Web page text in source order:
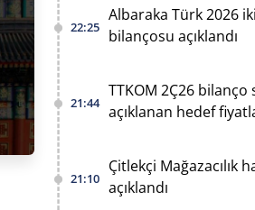
22:25
Albaraka Türk 2026
bilançosu açıklandı
21:44
TTKOM 2Ç26 bilanço
açıklanan hedef
21:10
Çitlekçi Mağazacılık
açıklandı